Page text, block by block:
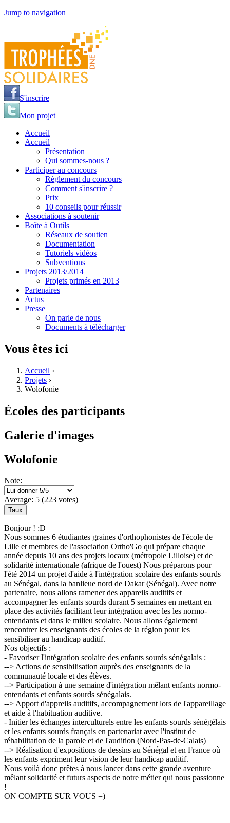
Jump to navigation
S'inscrire
Mon projet
Accueil
Accueil
Présentation
Qui sommes-nous ?
Participer au concours
Règlement du concours
Comment s'inscrire ?
Prix
10 conseils pour réussir
Associations à soutenir
Boîte à Outils
Réseaux de soutien
Documentation
Tutoriels vidéos
Subventions
Projets 2013/2014
Projets primés en 2013
Partenaires
Actus
Presse
On parle de nous
Documents à télécharger
Vous êtes ici
Accueil ›
Projets ›
Wolofonie
Écoles des participants
Galerie d'images
Wolofonie
Note:
Average: 5 (223 votes)
Bonjour ! :D
Nous sommes 6 étudiantes graines d'orthophonistes de l'école de
Lille et membres de l'association Ortho'Go qui prépare chaque
année depuis 10 ans des projets locaux (métropole Lilloise) et de
solidarité internationale (afrique de l'ouest) Nous préparons pour
l'été 2014 un projet d'aide à l'intégration scolaire des enfants sourds
au Sénégal, dans la banlieue nord de Dakar (Sénégal). Avec notre
partenaire, nous allons ramener des appareils auditifs et
accompagner les enfants sourds durant 5 semaines en mettant en
place des activités facilitant leur intégration avec les les normo-
entendants et dans le milieu scolaire. Nous allons également
rencontrer les enseignants des écoles de la région pour les
sensibiliser au handicap auditif.
Nos objectifs :
- Favoriser l'intégration scolaire des enfants sourds sénégalais :
--> Actions de sensibilisation auprès des enseignants de la
communauté locale et des élèves.
--> Participation à une semaine d'intégration mêlant enfants normo-
entendants et enfants sourds sénégalais.
--> Apport d'appreils auditifs, accompagnement lors de l'appareillage
et aide à l'habituation auditive.
- Initier les échanges interculturels entre les enfants sourds sénégélais
et les enfants sourds français en partenariat avec l'institut de
réhabilitation de la parole et de l'audition (Nord-Pas-de-Calais)
--> Réalisation d'expositions de dessins au Sénégal et en France où
les enfants expriment leur vision de leur handicap auditif.
Nous voilà donc prêtes à nous lancer dans cette grande aventure
mêlant solidarité et futurs aspects de notre métier qui nous passionne
!
ON COMPTE SUR VOUS =)